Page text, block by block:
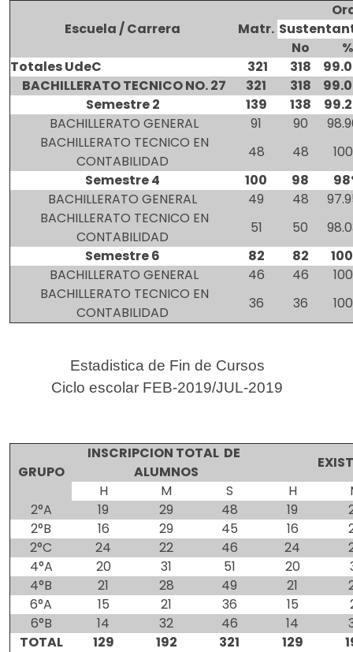
Escuela / Carrera Matr.
No
%
Totales UdeC
321 318
BACHILLERATO TECNICO NO. 27
321 318
Semestre 2
139 138
BACHILLERATO GENERAL
91 90
BACHILLERATO TECNICO EN
CONTABILIDAD
48 48
Semestre 4
100 98
BACHILLERATO GENERAL
49 48
BACHILLERATO TECNICO EN
CONTABILIDAD
51 50
Semestre 6
82 82
BACHILLERATO GENERAL
46 46
BACHILLERATO TECNICO EN
CONTABILIDAD
36 36
Estadistica de Fin de Cursos
Ciclo escolar FEB-2019/JUL-2019
GRUPO
INSCRIPCION TOTAL DE
ALUMNOS
H
M S H
2°A
19 29 48 19
2°B
16 29 45 16
2°C
24 22 46 24
4°A
20 31 51 20
4°B
21 28 49 21
6°A
15 21 36 15
6°B
14 32 46 14
TOTAL
129 192 321 129